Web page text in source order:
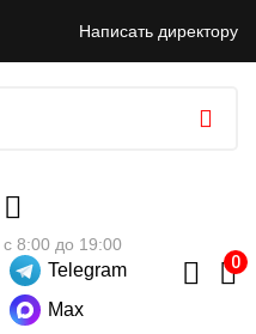
Написать директору
с 8:00 до 19:00
Telegram
Max